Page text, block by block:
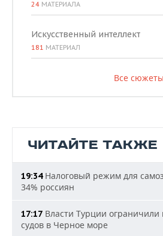
24 МАТЕРИАЛА
Искусственный интеллект
181 МАТЕРИАЛ
Все сюжеты
ЧИТАЙТЕ ТАКЖЕ
19:34Налоговый режим для
34% россиян
17:17 Власти Турции ограничили
судов в Черное море